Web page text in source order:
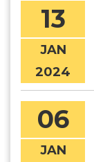
13
JAN
2024
06
JAN